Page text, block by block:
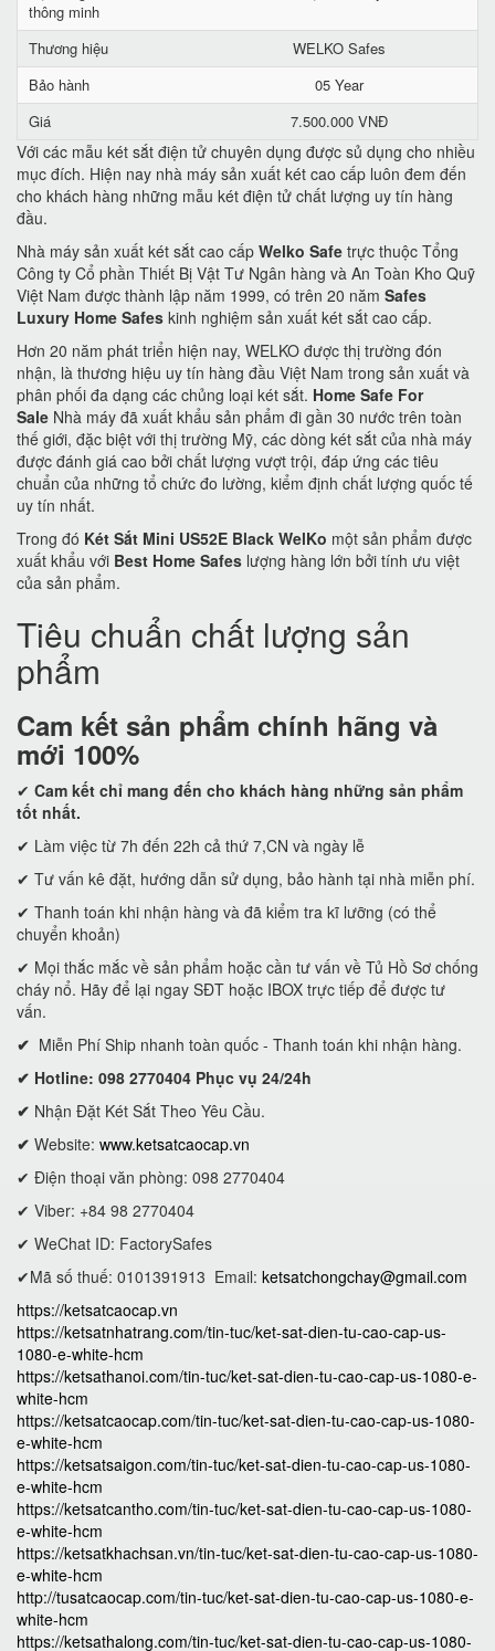
thông minh
Thương hiệu
WELKO Safes
Bảo hành
05 Year
Giá
7.500.000 VNĐ
Với các mẫu két sắt điện tử chuyên dụng được sủ dụng cho nhiều
mục đích. Hiện nay nhà máy sản xuất két cao cấp luôn đem đến
cho khách hàng những mẫu két điện tử chất lượng uy tín hàng
đầu.
Nhà máy sản xuất két sắt cao cấp Welko Safe trực thuộc Tổng
Công ty Cổ phần Thiết Bị Vật Tư Ngân hàng và An Toàn Kho Quỹ
Việt Nam được thành lập năm 1999, có trên 20 năm Safes
Luxury Home Safes kinh nghiệm sản xuất két sắt cao cấp.
Hơn 20 năm phát triển hiện nay, WELKO được thị trường đón
nhận, là thương hiệu uy tín hàng đầu Việt Nam trong sản xuất và
phân phối đa dạng các chủng loại két sắt. Home Safe For
Sale Nhà máy đã xuất khẩu sản phẩm đi gần 30 nước trên toàn
thế giới, đặc biệt với thị trường Mỹ, các dòng két sắt của nhà máy
được đánh giá cao bởi chất lượng vượt trội, đáp ứng các tiêu
chuẩn của những tổ chức đo lường, kiểm định chất lượng quốc tế
uy tín nhất.
Trong đó Két Sắt Mini US52E Black WelKo một sản phẩm được
xuất khẩu với Best Home Safes lượng hàng lớn bởi tính ưu việt
của sản phẩm.
Tiêu chuẩn chất lượng sản
phẩm
Cam kết sản phẩm chính hãng và
mới 100%
✔ Cam kết chỉ mang đến cho khách hàng những sản phẩm
tốt nhất.
✔ Làm việc từ 7h đến 22h cả thứ 7,CN và ngày lễ
✔ Tư vấn kê đặt, hướng dẫn sử dụng, bảo hành tại nhà miễn phí.
✔ Thanh toán khi nhận hàng và đã kiểm tra kĩ lưỡng (có thể
chuyển khoản)
✔ Mọi thắc mắc về sản phẩm hoặc cần tư vấn về Tủ Hồ Sơ chống
cháy nổ. Hãy để lại ngay SĐT hoặc IBOX trực tiếp để được tư
vấn.
✔ Miễn Phí Ship nhanh toàn quốc - Thanh toán khi nhận hàng.
✔ Hotline: 098 2770404 Phục vụ 24/24h
✔ Nhận Đặt Két Sắt Theo Yêu Cầu.
✔ Website: www.ketsatcaocap.vn
✔ Điện thoại văn phòng: 098 2770404
✔ Viber: +84 98 2770404
✔ WeChat ID: FactorySafes
✔Mã số thuế: 0101391913 Email: ketsatchongchay@gmail.com
https://ketsatcaocap.vn
https://ketsatnhatrang.com/tin-tuc/ket-sat-dien-tu-cao-cap-us-
1080-e-white-hcm
https://ketsathanoi.com/tin-tuc/ket-sat-dien-tu-cao-cap-us-1080-e-
white-hcm
https://ketsatcaocap.com/tin-tuc/ket-sat-dien-tu-cao-cap-us-1080-
e-white-hcm
https://ketsatsaigon.com/tin-tuc/ket-sat-dien-tu-cao-cap-us-1080-
e-white-hcm
https://ketsatcantho.com/tin-tuc/ket-sat-dien-tu-cao-cap-us-1080-
e-white-hcm
https://ketsatkhachsan.vn/tin-tuc/ket-sat-dien-tu-cao-cap-us-1080-
e-white-hcm
http://tusatcaocap.com/tin-tuc/ket-sat-dien-tu-cao-cap-us-1080-e-
white-hcm
https://ketsathalong.com/tin-tuc/ket-sat-dien-tu-cao-cap-us-1080-